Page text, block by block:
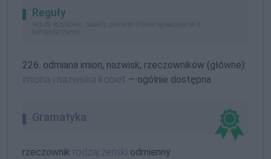
Reguły
reguły językowe, zasady pisowni (nowe opracowanie z
komentarzami)
226. odmiana imion, nazwisk, rzeczowników (główne):
imiona i nazwiska kobiet — ogólnie dostępna
Gramatyka
rzeczownik rodzaj żeński odmienny